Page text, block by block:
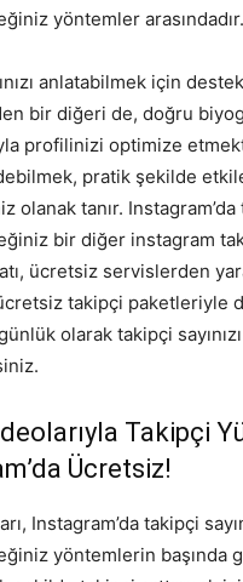
yöntemler arasındadır.
anlatabilmek için
bir diğeri de, doğru
profilinizi optimize
pratik şekilde
olanak tanır.
bir diğer instagram
ücretsiz servislerden
takipçi paketleriyle
olarak takipçi
Takipçi
Ücretsiz!
Instagram’da takipçi
yöntemlerin başında